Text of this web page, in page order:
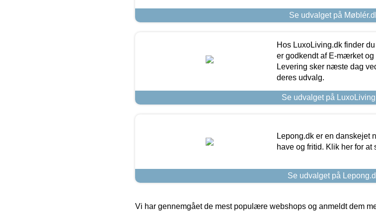
Se udvalget på
Hos LuxoLiving.dk finder
er godkendt af E-mærket
Levering sker næste dag
deres udvalg.
Se udvalget på
Lepong.dk er en danskejet
have og fritid. Klik her for at
Se udvalget på
Vi har gennemgået de mest populære webshops og anmeldt dem